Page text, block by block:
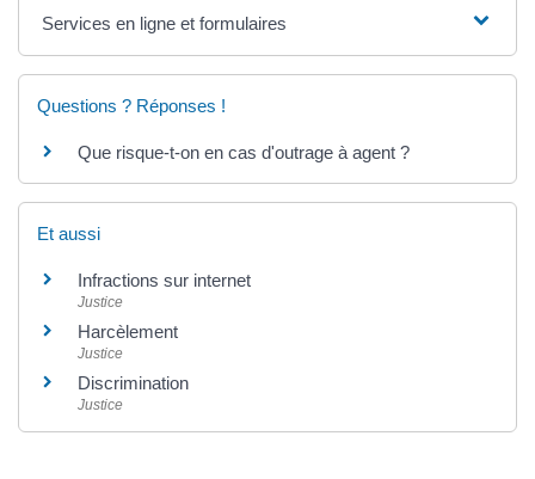
Services en ligne et formulaires
Questions ? Réponses !
Que risque-t-on en cas d'outrage à agent ?
Et aussi
Infractions sur internet
Justice
Harcèlement
Justice
Discrimination
Justice